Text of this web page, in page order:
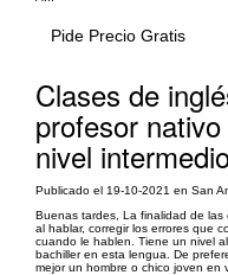
Pide Precio Gratis
Clases de
profesor
nivel
Publicado el 19-10-2021 en San
Buenas tardes, La finalidad de las
al hablar, corregir los errores que
cuando le hablen. Tiene un nivel
bachiller en esta lengua. De
mejor un hombre o chico joven en